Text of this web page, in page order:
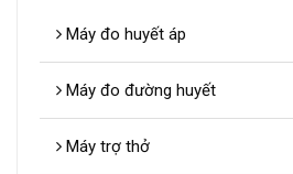
Máy đo huyết áp
Máy đo đường huyết
Máy trợ thở